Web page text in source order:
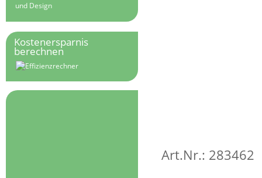
Art.Nr.: 283462
und Design
Kostenersparnis
berechnen